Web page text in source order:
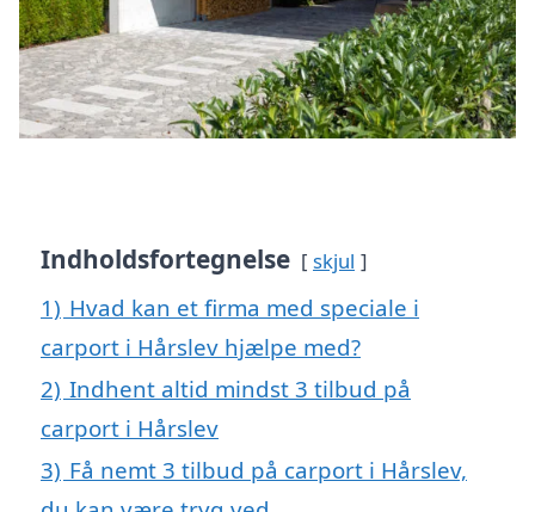
Indholdsfortegnelse skjul
1) Hvad kan et firma med speciale i
carport i Hårslev hjælpe med?
2) Indhent altid mindst 3 tilbud på
carport i Hårslev
3) Få nemt 3 tilbud på carport i Hårslev,